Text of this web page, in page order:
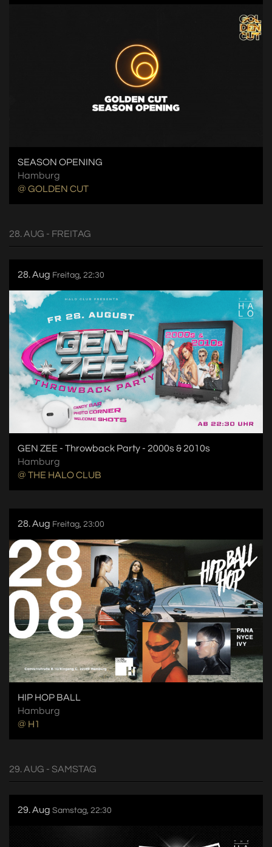
SEASON OPENING
Hamburg
@ GOLDEN CUT
28. AUG - FREITAG
28. Aug Freitag, 22:30
GEN ZEE - Throwback Party - 2000s & 2010s
Hamburg
@ THE HALO CLUB
28. Aug Freitag, 23:00
HIP HOP BALL
Hamburg
@ H1
29. AUG - SAMSTAG
29. Aug Samstag, 22:30